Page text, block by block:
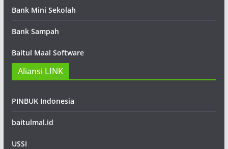
Bank Mini Sekolah
Bank Sampah
Baitul Maal Software
Aliansi LINK
PINBUK Indonesia
baitulmal.id
USSI